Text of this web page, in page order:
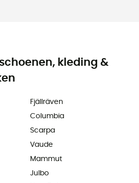
kleding &
Fjällräven
Columbia
Scarpa
Vaude
Mammut
Julbo